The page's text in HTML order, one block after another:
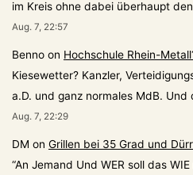
im Kreis ohne dabei überhaupt
Aug. 7, 22:57
Benno on Hochschule Rhein-
Kiesewetter? Kanzler,
a.D. und ganz normales MdB. Und
Aug. 7, 22:29
DM on Grillen bei 35 Grad und
“An Jemand Und WER soll das